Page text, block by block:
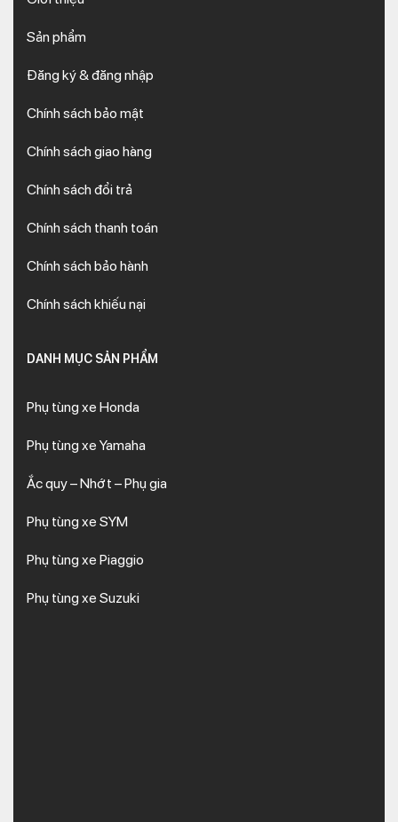
Sản phẩm
Đăng ký & đăng nhập
Chính sách bảo mật
Chính sách giao hàng
Chính sách đổi trả
Chính sách thanh toán
Chính sách bảo hành
Chính sách khiếu nại
DANH MỤC SẢN PHẨM
Phụ tùng xe Honda
Phụ tùng xe Yamaha
Ắc quy – Nhớt – Phụ gia
Phụ tùng xe SYM
Phụ tùng xe Piaggio
Phụ tùng xe Suzuki